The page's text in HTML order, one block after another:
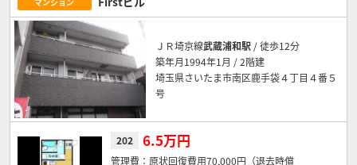
ＪＲ埼京線武蔵浦和駅 / 徒歩12分
築年月1994年1月 / 2階建
埼玉県さいたま市南区鹿手袋４丁目４番５
号
202 6.5万円
原状回復費用70,000円（退去時償